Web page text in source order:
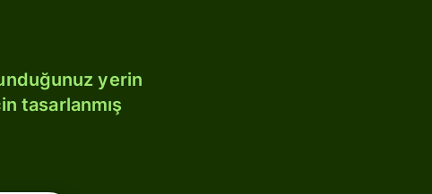
yerin
tasarlanmış